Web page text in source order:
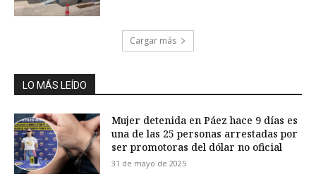
Cargar más
LO MÁS LEÍDO
Mujer detenida en Páez hace 9 días es
una de las 25 personas arrestadas por
ser promotoras del dólar no oficial
31 de mayo de 2025